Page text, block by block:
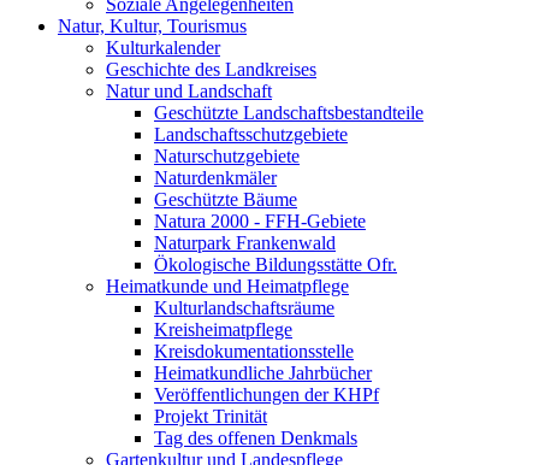
Soziale Angelegenheiten
Natur, Kultur, Tourismus
Kulturkalender
Geschichte des Landkreises
Natur und Landschaft
Geschützte Landschaftsbestandteile
Landschaftsschutzgebiete
Naturschutzgebiete
Naturdenkmäler
Geschützte Bäume
Natura 2000 - FFH-Gebiete
Naturpark Frankenwald
Ökologische Bildungsstätte Ofr.
Heimatkunde und Heimatpflege
Kulturlandschaftsräume
Kreisheimatpflege
Kreisdokumentationsstelle
Heimatkundliche Jahrbücher
Veröffentlichungen der KHPf
Projekt Trinität
Tag des offenen Denkmals
Gartenkultur und Landespflege